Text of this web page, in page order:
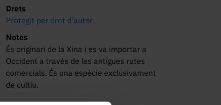
Drets
Protegit per dret d'autor
Notes
És originari de la Xina i es va importar a
Occident a través de les antigues rutes
comercials. És una espècie exclusivament
de cultiu.